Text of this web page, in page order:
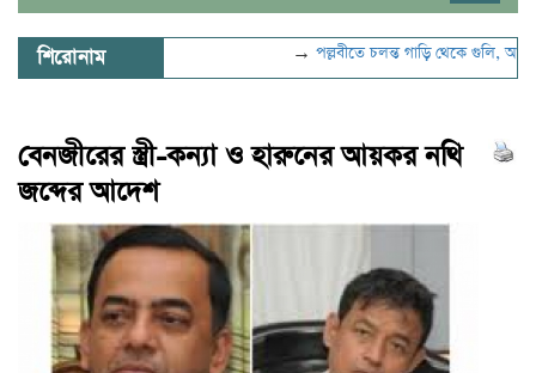
শিরোনাম →পল্লবীতে চলন্ত গাড়ি থেকে গুলি, আহত ২
বেনজীরের স্ত্রী-কন্যা ও হারুনের আয়কর নথি
জব্দের আদেশ